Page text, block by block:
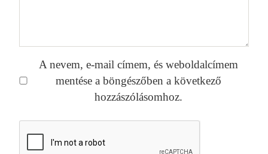
A nevem, e-mail címem, és weboldalcímem
mentése a böngészőben a következő
hozzászólásomhoz.